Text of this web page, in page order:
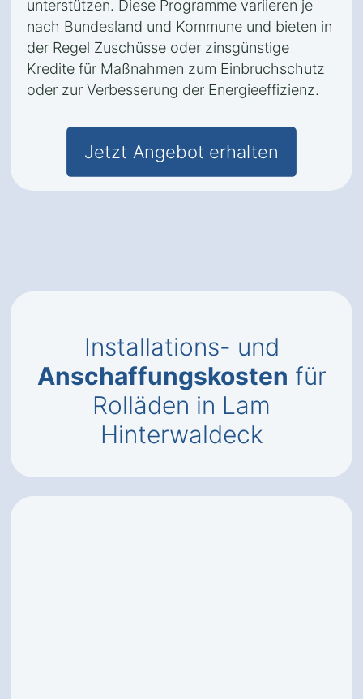
unterstützen. Diese Programme variieren je
nach Bundesland und Kommune und bieten in
der Regel Zuschüsse oder zinsgünstige
Kredite für Maßnahmen zum Einbruchschutz
oder zur Verbesserung der Energieeffizienz.
Jetzt Angebot erhalten
Installations- und
Anschaffungskosten für
Rolläden in Lam
Hinterwaldeck